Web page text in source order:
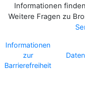
Informationen
Weitere Fragen zu
Informationen
zur
Barrierefreiheit